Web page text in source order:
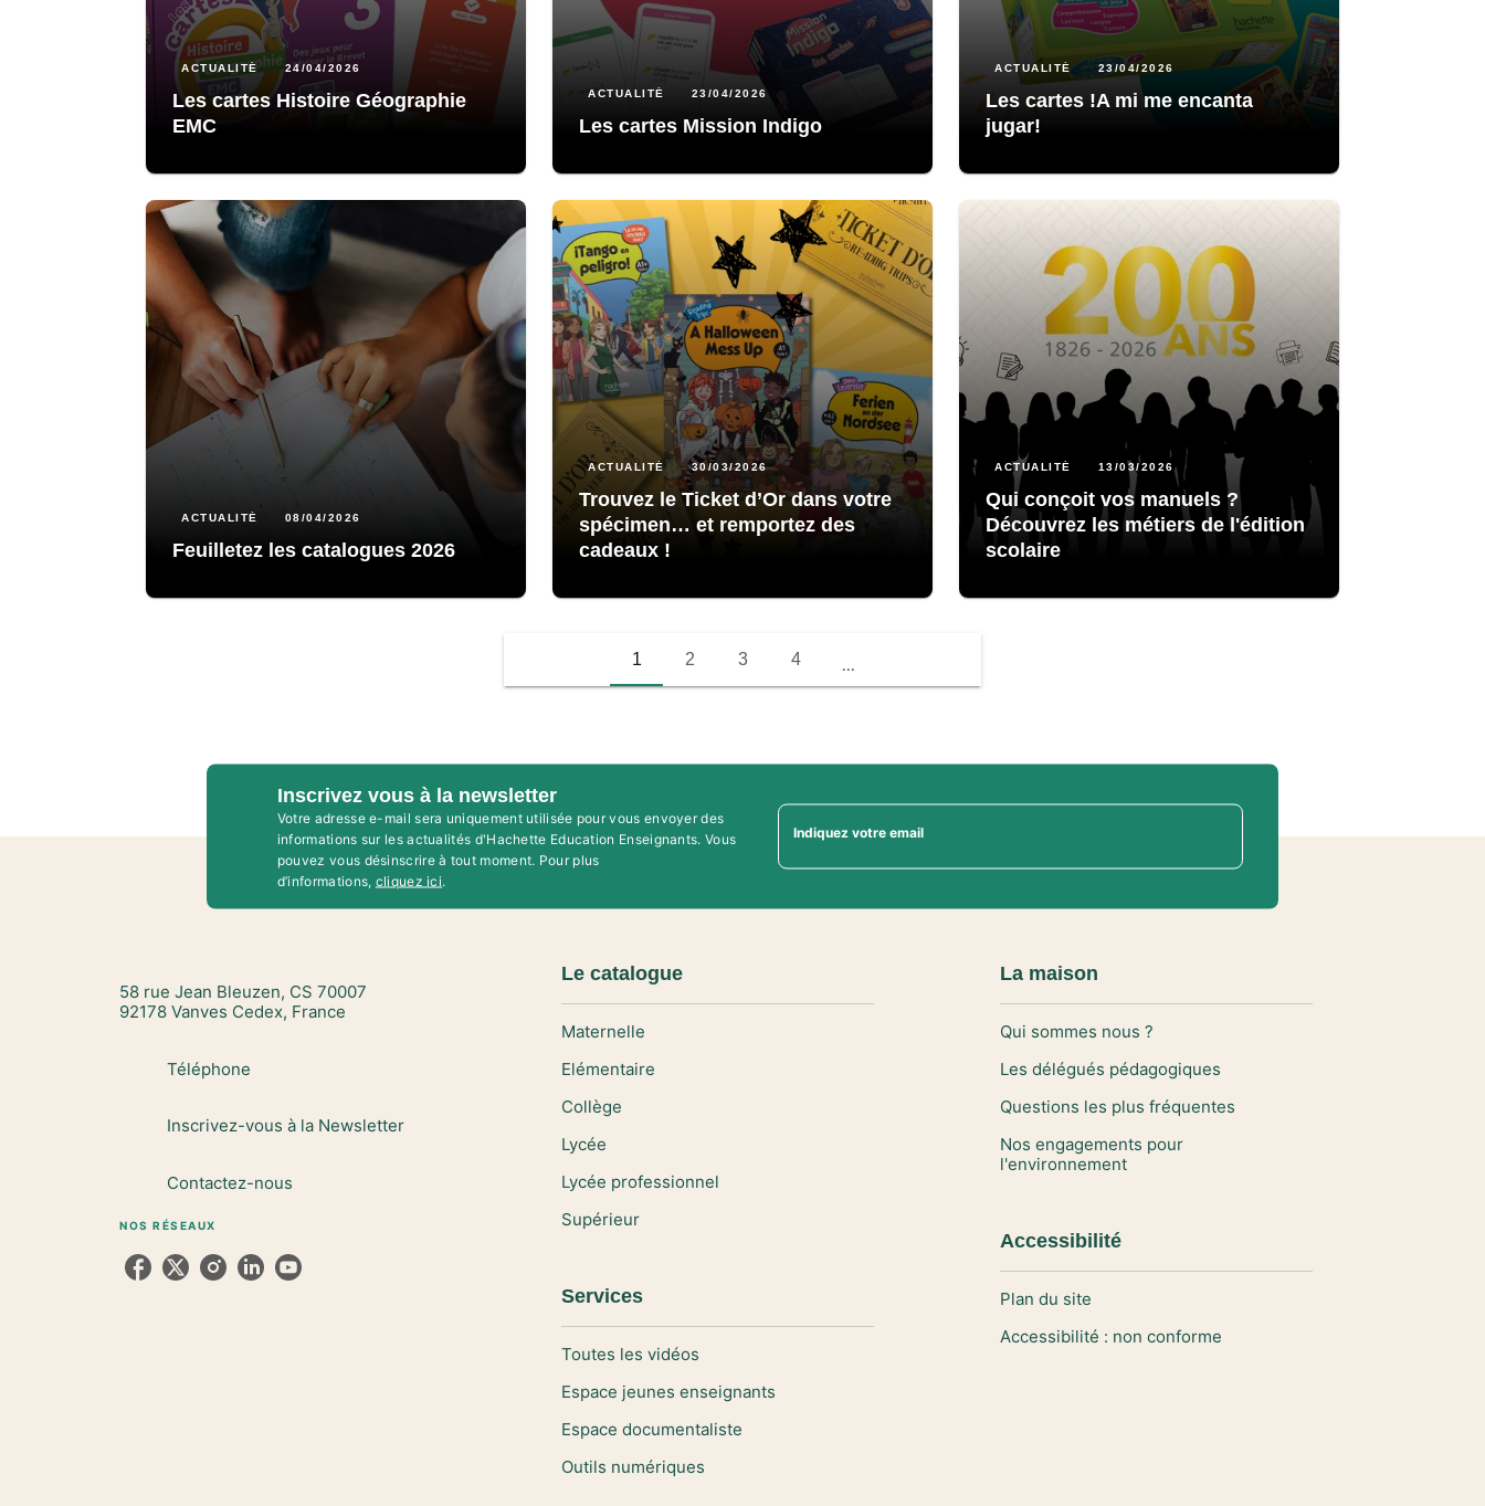
ACTUALITÉ 24/04/2026
Les cartes Histoire Géographie
EMC
ACTUALITÉ 23/04/2026
Les cartes Mission Indigo
ACTUALITÉ 23/04/2026
Les cartes !A mi me encanta
jugar!
ACTUALITÉ 08/04/2026
Feuilletez les catalogues 2026
ACTUALITÉ 30/03/2026
Trouvez le Ticket d’Or dans votre
spécimen… et remportez des
cadeaux !
ACTUALITÉ 13/03/2026
Qui conçoit vos manuels ?
Découvrez les métiers de l'édition
scolaire
1 2 3 4 ...
Inscrivez vous à la newsletter
Votre adresse e-mail sera uniquement utilisée pour vous envoyer des
informations sur les actualités d'Hachette Education Enseignants. Vous
pouvez vous désinscrire à tout moment. Pour plus
d’informations, cliquez ici.
Indiquez votre email
58 rue Jean Bleuzen, CS 70007
92178 Vanves Cedex, France
Téléphone
Inscrivez-vous à la Newsletter
Contactez-nous
NOS RÉSEAUX
Le catalogue
Maternelle
Elémentaire
Collège
Lycée
Lycée professionnel
Supérieur
Services
Toutes les vidéos
Espace jeunes enseignants
Espace documentaliste
Outils numériques
La maison
Qui sommes nous ?
Les délégués pédagogiques
Questions les plus fréquentes
Nos engagements pour
l'environnement
Accessibilité
Plan du site
Accessibilité : non conforme